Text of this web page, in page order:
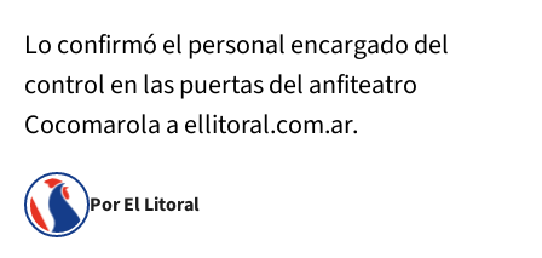
Lo confirmó el personal encargado del
control en las puertas del anfiteatro
Cocomarola a ellitoral.com.ar.
Por El Litoral